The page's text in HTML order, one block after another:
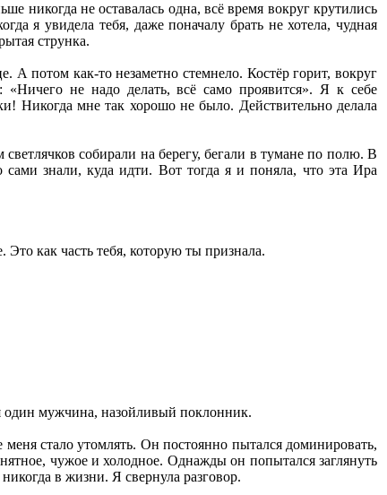
никогда не оставалась одна, всё время вокруг крутились
я увидела тебя, даже поначалу брать не хотела, чудная
струнка.
потом как-то незаметно стемнело. Костёр горит, вокруг
не надо делать, всё само проявится». Я к себе
Никогда мне так хорошо не было. Действительно делала
собирали на берегу, бегали в тумане по полю. В
знали, куда идти. Вот тогда я и поняла, что эта Ира
как часть тебя, которую ты признала.
один мужчина, назойливый поклонник.
стало утомлять. Он постоянно пытался доминировать,
чужое и холодное. Однажды он попытался заглянуть
в жизни. Я свернула разговор.